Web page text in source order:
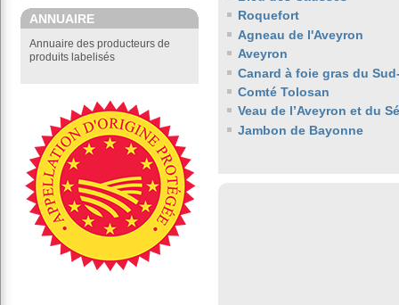
ANNUAIRE
Annuaire des producteurs de
produits labelisés
Roquefort
Agneau de l'Aveyron
Aveyron
Canard à foie gras du
Comté Tolosan
Veau de l’Aveyron et du
Jambon de Bayonne